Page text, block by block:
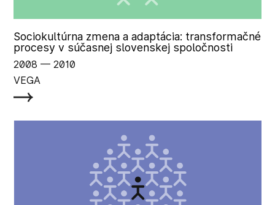
Sociokultúrna zmena a adaptácia: transformačné
procesy v súčasnej slovenskej spoločnosti
2008 ‏‏‎ ‎— 2010
VEGA